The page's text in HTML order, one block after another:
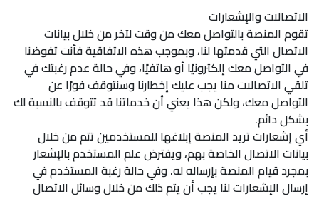
الاتصالات والإشعارات
تقوم المنصة بالتواصل معك من وقت لآخر من خلال بيانات
الاتصال التي قدمتها لنا، وبموجب هذه الاتفاقية فأنت تفوضنا
في التواصل معك إلكترونيًا أو هاتفيًا، وفي حالة عدم رغبتك في
تلقي الاتصالات منا يجب عليك إخطارنا وسنتوقف فورًا عن
التواصل معك، ولكن هذا يعني أن خدماتنا قد تتوقف بالنسبة لك
بشكل دائم.
أي إشعارات تريد المنصة إبلاغها للمستخدمين تتم من خلال
بيانات الاتصال الخاصة بهم، ويفترض علم المستخدم بالإشعار
بمجرد قيام المنصة بإرساله له. وفي حالة رغبة المستخدم في
إرسال الإشعارات لنا يجب أن يتم ذلك من خلال وسائل الاتصال